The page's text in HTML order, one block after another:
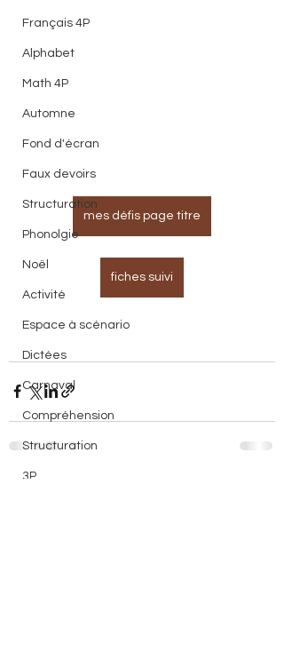
Français 4P
Alphabet
Math 4P
Automne
Fond d'écran
Faux devoirs
Structuration
Phonolgie
Noël
Activité
Espace à scénario
Dictées
Carnaval
Compréhension
Structuration
3P
mes défis page titre
fiches suivi